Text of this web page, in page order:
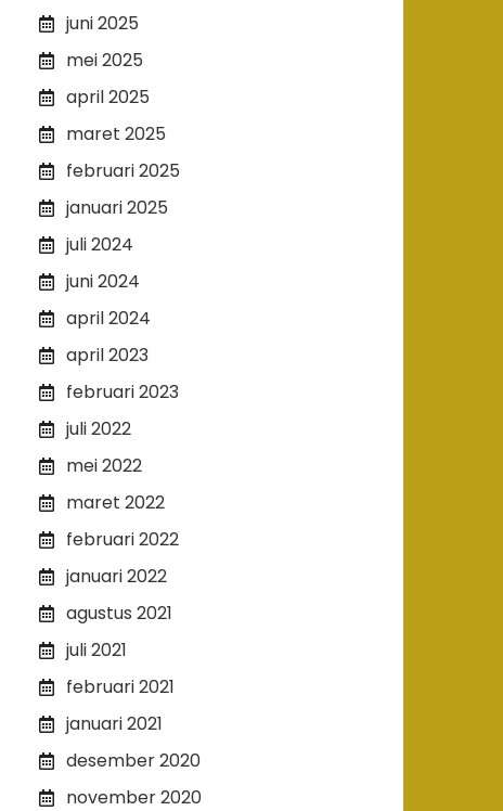
juni 2025
mei 2025
april 2025
maret 2025
februari 2025
januari 2025
juli 2024
juni 2024
april 2024
april 2023
februari 2023
juli 2022
mei 2022
maret 2022
februari 2022
januari 2022
agustus 2021
juli 2021
februari 2021
januari 2021
desember 2020
november 2020